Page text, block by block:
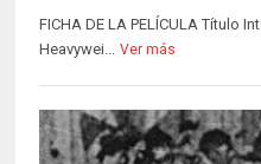
FICHA DE LA PELÍCULA Título
Heavywei... Ver más